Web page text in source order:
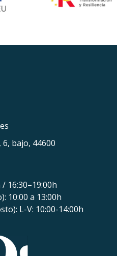
6, bajo, 44600
/ 16:30–19:00h
10:00 a 13:00h
L-V: 10:00-14:00h